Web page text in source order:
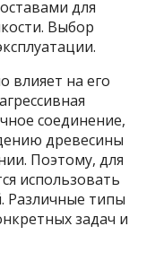
для
Выбор
влияет на его
соединение,
древесины
Поэтому, для
использовать
Различные типы
задач и